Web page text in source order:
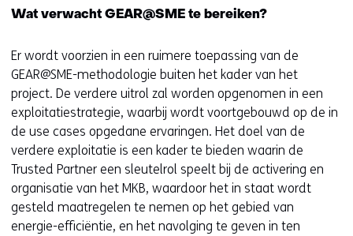
Wat verwacht GEAR@SME te bereiken?
Er wordt voorzien in een ruimere toepassing van de
GEAR@SME-methodologie buiten het kader van het
project. De verdere uitrol zal worden opgenomen in een
exploitatiestrategie, waarbij wordt voortgebouwd op de in
de use cases opgedane ervaringen. Het doel van de
verdere exploitatie is een kader te bieden waarin de
Trusted Partner een sleutelrol speelt bij de activering en
organisatie van het MKB, waardoor het in staat wordt
gesteld maatregelen te nemen op het gebied van
energie-efficiëntie, en het navolging te geven in ten